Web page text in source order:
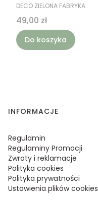
PRODUCENT
DECO ZIELONA FABRYKA
Cena
49,00 zł
Do koszyka
Linki w stopce
INFORMACJE
Regulamin
Regulaminy Promocji
Zwroty i reklamacje
Polityka cookies
Polityka prywatności
Ustawienia plików cookies